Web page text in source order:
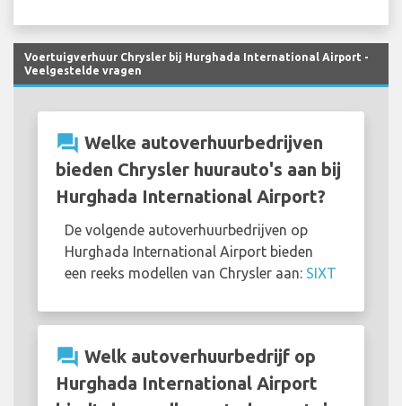
Voertuigverhuur Chrysler bij Hurghada International Airport -
Veelgestelde vragen
question_answer Welke autoverhuurbedrijven
bieden Chrysler huurauto's aan bij
Hurghada International Airport?
De volgende autoverhuurbedrijven op
Hurghada International Airport bieden
een reeks modellen van Chrysler aan: SIXT
question_answer Welk autoverhuurbedrijf op
Hurghada International Airport